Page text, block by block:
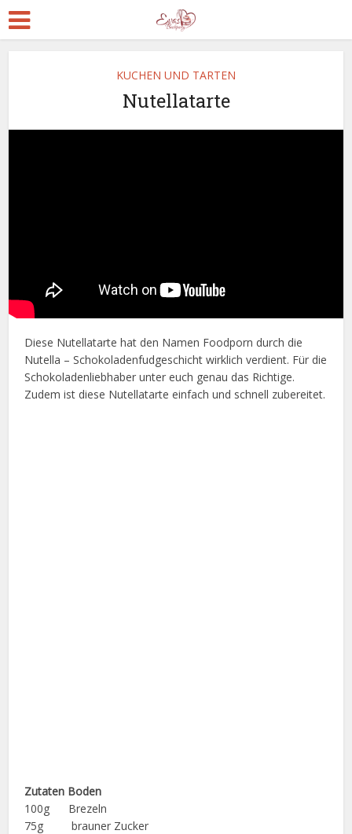
KUCHEN UND TARTEN
Nutellatarte
Diese Nutellatarte hat den Namen Foodporn durch die
Nutella – Schokoladenfudgeschicht wirklich verdient. Für die
Schokoladenliebhaber unter euch genau das Richtige.
Zudem ist diese Nutellatarte einfach und schnell zubereitet.
Zutaten Boden
100g Brezeln
75g brauner Zucker